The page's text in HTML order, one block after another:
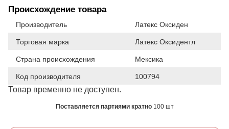
Происхождение товара
Производитель Латекс Оксиден
Торговая марка Латекс Оксидентл
Страна происхождения Мексика
Код производителя 100794
Товар временно не доступен.
Поставляется партиями кратно 100 шт